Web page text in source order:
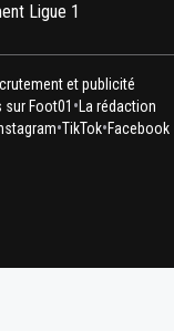
Ligue 1
et publicité
Foot01 •La rédaction
•TikTok•Facebook